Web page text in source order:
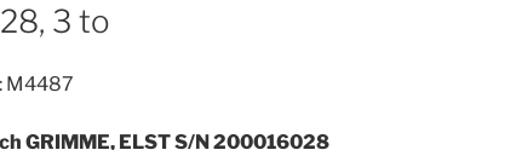
3 to
M4487
GRIMME, ELST S/N 200016028